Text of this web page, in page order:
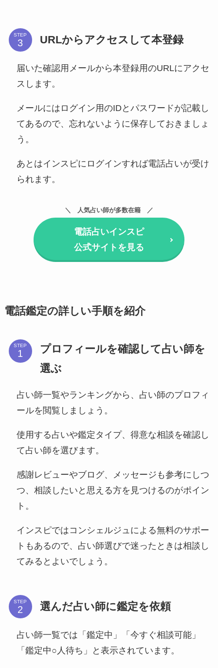
STEP URLからアクセスして本登録
届いた確認用メールから本登録用のURLにアクセ
スします。
メールにはログイン用のIDとパスワードが記載し
てあるので、忘れないように保存しておきましょ
う。
あとはインスピにログインすれば電話占いが受け
られます。
人気占い師が多数在籍
電話占いインスピ
公式サイトを見る
電話鑑定の詳しい手順を紹介
STEP
プロフィールを確認して占い師を
選ぶ
占い師一覧やランキングから、占い師のプロフィ
ールを閲覧しましょう。
使用する占いや鑑定タイプ、得意な相談を確認し
て占い師を選びます。
感謝レビューやブログ、メッセージも参考にしつ
つ、相談したいと思える方を見つけるのがポイン
ト。
インスピではコンシェルジュによる無料のサポー
トもあるので、占い師選びで迷ったときは相談し
てみるとよいでしょう。
STEP 選んだ占い師に鑑定を依頼
占い師一覧では「鑑定中」「今すぐ相談可能」
「鑑定中○人待ち」と表示されています。